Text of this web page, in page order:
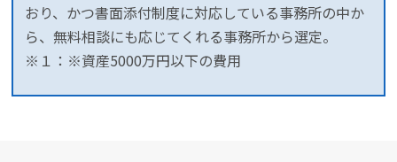
おり、かつ書面添付制度に対応している事務所の中か
ら、無料相談にも応じてくれる事務所から選定。
※１：※資産5000万円以下の費用